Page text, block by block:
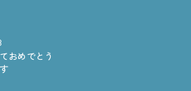
おめでとう